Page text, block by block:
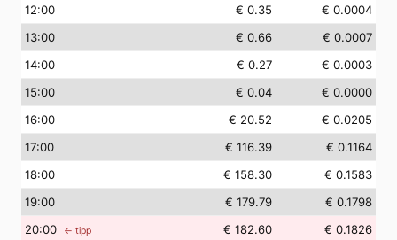
12:00 € 0.35
€ 0.0004
13:00 € 0.66
€ 0.0007
14:00 € 0.27
€ 0.0003
15:00 € 0.04
€ 0.0000
16:00 € 20.52
€ 0.0205
17:00 € 116.39
€ 0.1164
18:00 € 158.30
€ 0.1583
19:00 € 179.79
€ 0.1798
20:00 ← tipp € 182.60
€ 0.1826